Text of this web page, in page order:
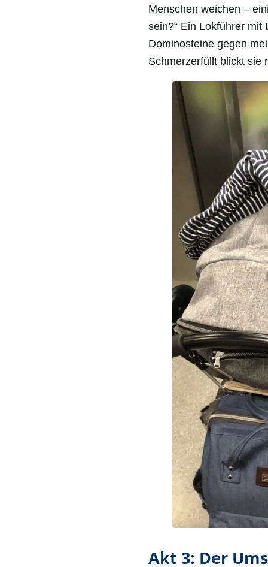
Menschen weichen –
sein?“ Ein Lokführer
Dominosteine gegen
Schmerzerfüllt blickt sie
Akt 3: Der